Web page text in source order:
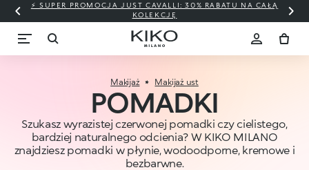
⚡ SUPER PROMOCJA JUST CAVALLI: 30% RABATU NA CAŁĄ
KOLEKCJĘ
Makijaż Makijaż ust
POMADKI
Szukasz wyrazistej czerwonej pomadki czy cielistego,
bardziej naturalnego odcienia? W KIKO MILANO
znajdziesz pomadki w płynie, wodoodporne, kremowe i
bezbarwne.